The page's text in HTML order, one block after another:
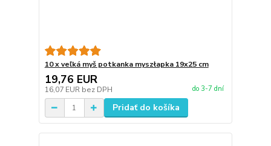
10 x veľká myš potkanka myszłapka 19x25 cm
19,76 EUR
16,07 EUR bez DPH do 3-7 dní
Pridať do košíka